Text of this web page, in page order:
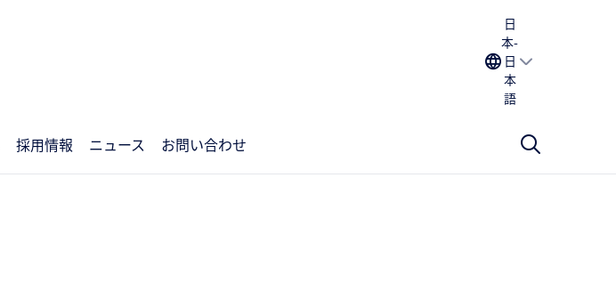
日
本-
日
本
語
採用情報 ニュース お問い合わせ